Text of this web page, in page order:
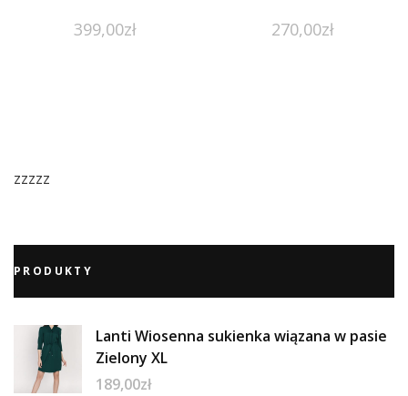
399,00zł 270,00zł
zzzzz
PRODUKTY
Lanti Wiosenna sukienka wiązana w pasie
Zielony XL
189,00zł